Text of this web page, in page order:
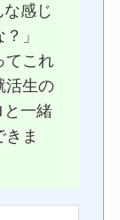
な感じ
」
てこれ
活生の
と一緒
ま